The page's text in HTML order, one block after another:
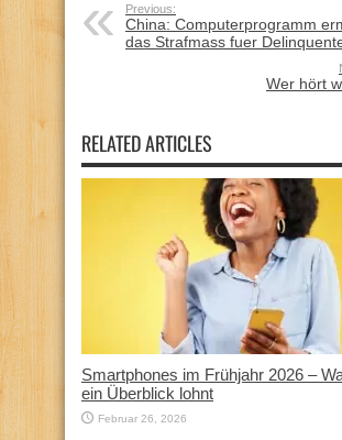
Previous:
China: Computerprogramm
das Strafmass fuer
Wer hört
RELATED ARTICLES
Smartphones im Frühjahr 2026 –
ein Überblick lohnt
Februar 26, 2026